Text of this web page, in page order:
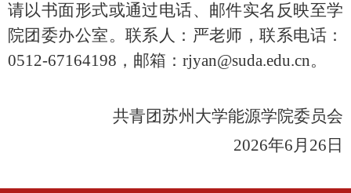
请以书面形式或通过电话、邮件实名反映至学
院团委办公室。联系人：严老师，联系电话：
0512-67164198，邮箱：rjyan@suda.edu.cn。
共青团苏州大学能源学院委员会
2026年6月26日